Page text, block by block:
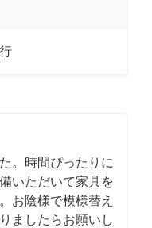
。時間ぴったりに
いただいて家具を
お陰様で模様替え
ましたらお願いし